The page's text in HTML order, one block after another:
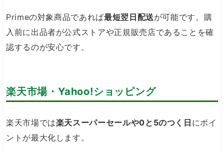
Primeの対象商品であれば最短翌日配送が可能です。購
入前に出品者が公式ストアや正規販売店であることを確
認するのが安心です。
楽天市場・Yahoo!ショッピング
楽天市場では楽天スーパーセールや0と5のつく日 にポイ
ントが最大化します。